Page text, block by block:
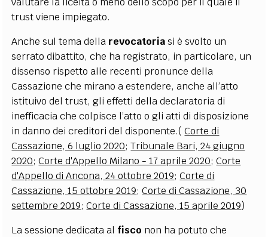
trust viene impiegato.
Anche sul tema della revocatoriasi è svolto un
serrato dibattito, che ha registrato, in particolare, un
dissenso rispetto alle recenti pronunce della
Cassazione che mirano a estendere, anche all’atto
istituivo del trust, gli effetti della declaratoria di
inefficacia che colpisce l’atto o gli atti di disposizione
in danno dei creditori del disponente.( Corte di
Cassazione, 6 luglio 2020;Tribunale Bari, 24 giugno
2020;Corte d'Appello Milano - 17 aprile 2020;Corte
d'Appello di Ancona, 24 ottobre 2019;Corte di
Cassazione, 15 ottobre 2019;Corte di Cassazione, 30
settembre 2019;Corte di Cassazione, 15 aprile 2019)
La sessione dedicata al fisco non ha potuto che